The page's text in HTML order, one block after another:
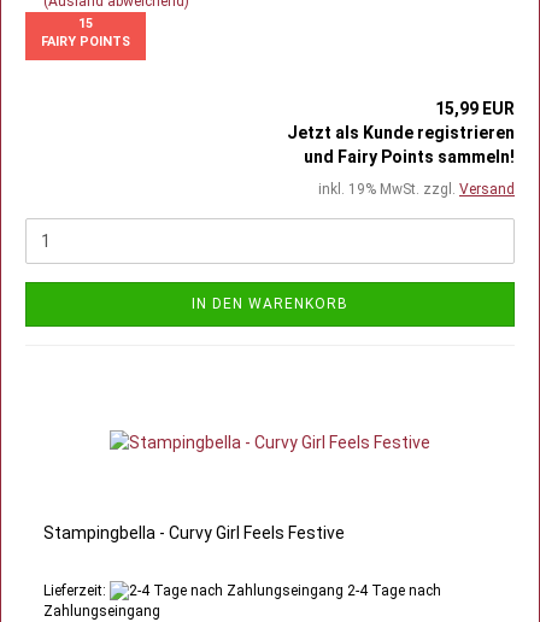
15
FAIRY POINTS
15,99 EUR
Jetzt als Kunde registrieren
und Fairy Points sammeln!
inkl. 19% MwSt. zzgl. Versand
IN DEN WARENKORB
Stampingbella - Curvy Girl Feels Festive
Lieferzeit:
2-4 Tage nach
Zahlungseingang